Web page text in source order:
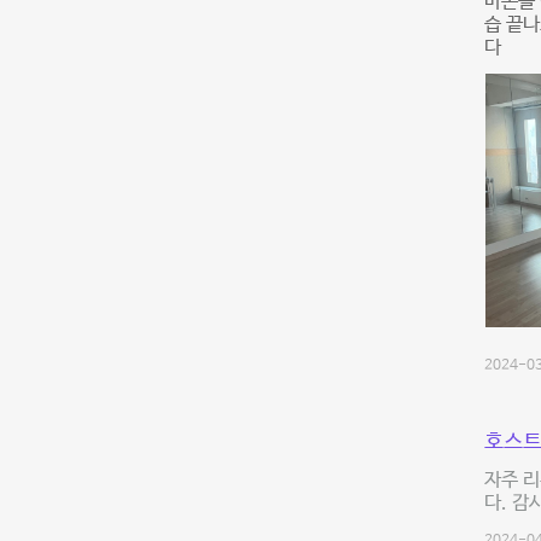
습 끝
다
2024-
호스
자주
다. 감